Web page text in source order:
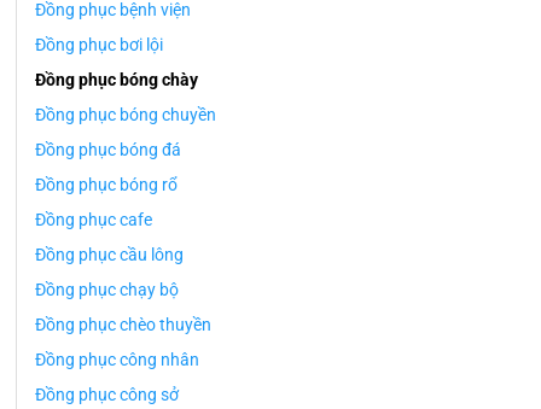
Đồng phục bệnh viện
Đồng phục bơi lội
Đồng phục bóng chày
Đồng phục bóng chuyền
Đồng phục bóng đá
Đồng phục bóng rổ
Đồng phục cafe
Đồng phục cầu lông
Đồng phục chạy bộ
Đồng phục chèo thuyền
Đồng phục công nhân
Đồng phục công sở